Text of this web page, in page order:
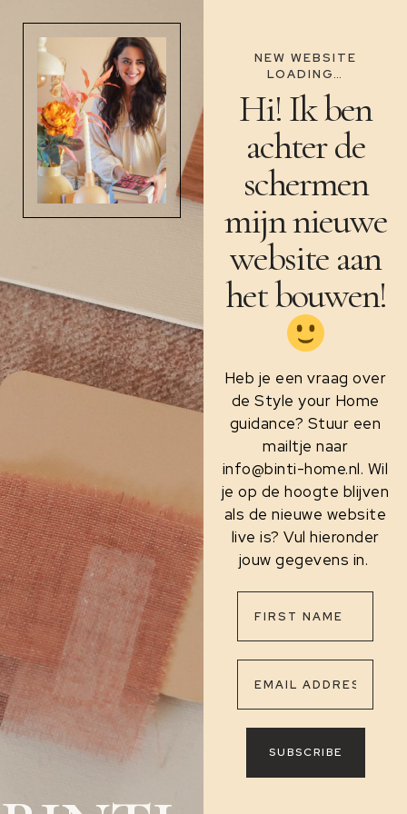
NEW WEBSITE
LOADING…
Hi! Ik ben
achter de
schermen
mijn nieuwe
website aan
het bouwen!
Heb je een vraag over
de Style your Home
guidance? Stuur een
mailtje naar
info@binti-home.nl. Wil
je op de hoogte blijven
als de nieuwe website
live is? Vul hieronder
jouw gegevens in.